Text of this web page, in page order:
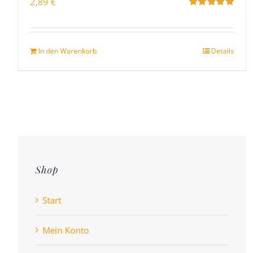
5
In den Warenkorb Details
Shop
Start
Mein Konto